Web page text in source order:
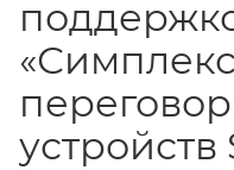
устройств